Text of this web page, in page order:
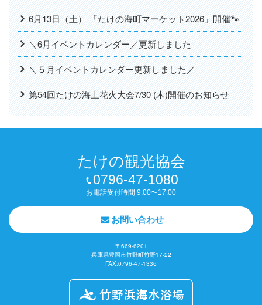
6月13日（土） 「たけの海町マーケット2026」開催🐾
＼6月イベントカレンダー／更新しました
＼５月イベントカレンダー更新しました／
第54回たけの海上花火大会7/30 (木)開催のお知らせ
たけの観光協会
0796-47-1080
お電話受付時間 9:00〜17:00
お問い合わせ
〒669-6201
兵庫県豊岡市竹野町竹野17-22
FAX.0796-47-1336